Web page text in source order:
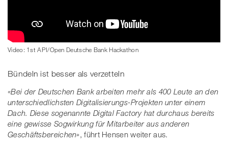
Video: 1st API/Open Deutsche Bank Hackathon
Bündeln ist besser als verzetteln
«Bei der Deutschen Bank arbeiten mehr als 400 Leute an den
unterschiedlichsten Digitalisierungs-Projekten unter einem
Dach. Diese sogenannte Digital Factory hat durchaus bereits
eine gewisse Sogwirkung für Mitarbeiter aus anderen
Geschäftsbereichen», führt Hensen weiter aus.